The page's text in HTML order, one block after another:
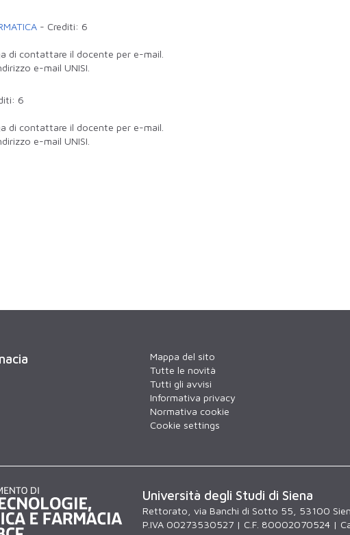
- Crediti: 6
di contattare il docente per e-mail.
e-mail UNISI.
6
di contattare il docente per e-mail.
e-mail UNISI.
Mappa del sito
Tutte le novità
Tutti gli avvisi
Informativa privacy
Normativa cookie
Cookie settings
Università degli Studi di Siena
Rettorato, via Banchi di Sotto 55, 53100
P.IVA 00273530527 | C.F. 80002070524 |